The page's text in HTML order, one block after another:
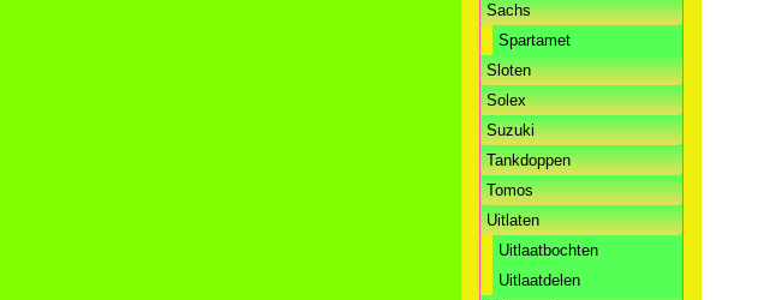
Sachs
Spartamet
Sloten
Solex
Suzuki
Tankdoppen
Tomos
Uitlaten
Uitlaatbochten
Uitlaatdelen